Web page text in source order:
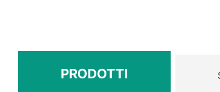
PRODOTTI